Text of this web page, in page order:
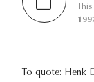
To quote: Henk